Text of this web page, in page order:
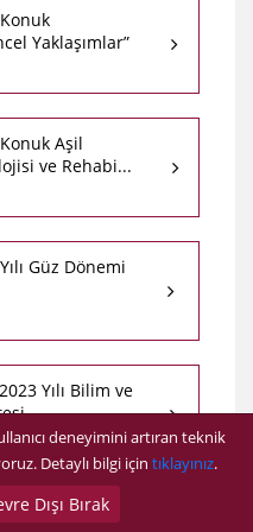
Yaklaşımlar”
Aşil
ve Rehabi...
Güz Dönemi
Yılı Bilim ve
“Akciğer
deneyimini artıran teknik
Detaylı bilgi için tıklayınız.
Dışı Bırak